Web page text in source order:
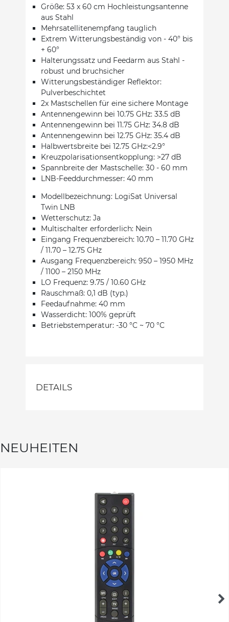
Größe: 53 x 60 cm Hochleistungsantenne
aus Stahl
Mehrsatellitenempfang tauglich
Extrem Witterungsbeständig von - 40° bis
+ 60°
Halterungssatz und Feedarm aus Stahl -
robust und bruchsicher
Witterungsbeständiger Reflektor:
Pulverbeschichtet
2x Mastschellen für eine sichere Montage
Antennengewinn bei 10.75 GHz: 33.5 dB
Antennengewinn bei 11.75 GHz: 34.8 dB
Antennengewinn bei 12.75 GHz: 35.4 dB
Halbwertsbreite bei 12.75 GHz:<2.9°
Kreuzpolarisationsentkopplung: >27 dB
Spannbreite der Mastschelle: 30 - 60 mm
LNB-Feeddurchmesser: 40 mm
Modellbezeichnung: LogiSat Universal
Twin LNB
Wetterschutz: Ja
Multischalter erforderlich: Nein
Eingang Frequenzbereich: 10.70 – 11.70 GHz
/ 11.70 – 12.75 GHz
Ausgang Frequenzbereich: 950 – 1950 MHz
/ 1100 – 2150 MHz
LO Frequenz: 9.75 / 10.60 GHz
Rauschmaß: 0,1 dB (typ.)
Feedaufnahme: 40 mm
Wasserdicht: 100% geprüft
Betriebstemperatur: -30 °C ~ 70 °C
DETAILS
NEUHEITEN